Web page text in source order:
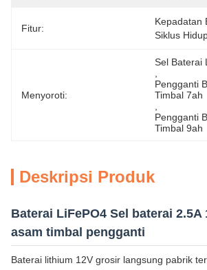
Fitur:
Kepadatan
Siklus
Menyoroti:
Sel Baterai
Pengganti
Timbal 7ah
Pengganti
Timbal 9ah
Deskripsi Produk
Baterai LiFePO4 Sel baterai 2.5A
asam timbal pengganti
Baterai lithium 12V grosir langsung pabrik